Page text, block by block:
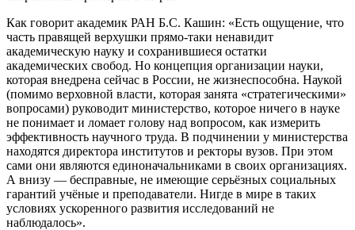
Как говорит академик РАН Б.С. Кашин: «Есть ощущение, что
часть правящей верхушки прямо-таки ненавидит
академическую науку и сохранившиеся остатки
академических свобод. Но концепция организации науки,
которая внедрена сейчас в России, не жизнеспособна. Наукой
(помимо верховной власти, которая занята «стратегическими»
вопросами) руководит министерство, которое ничего в науке
не понимает и ломает голову над вопросом, как измерить
эффективность научного труда. В подчинении у министерства
находятся директора институтов и ректоры вузов. При этом
сами они являются единоначальниками в своих организациях.
А внизу — бесправные, не имеющие серьёзных социальных
гарантий учёные и преподаватели. Нигде в мире в таких
условиях ускоренного развития исследований не
наблюдалось».